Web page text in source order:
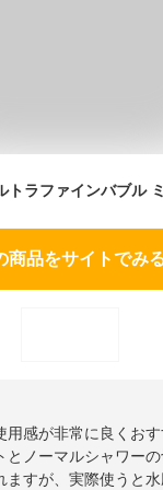
商品をサイトでみ
感が非常に良くお
ノーマルシャワー
すが、実際使うと